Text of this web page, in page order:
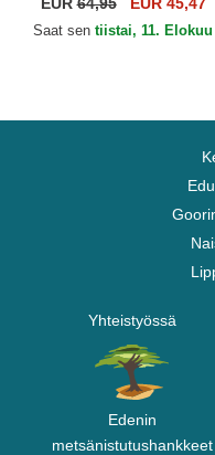
NBA New Era
EUR64,95 EUR 45,47
Saat sen tiistai, 11. Elokuu
Yhteistyössä
Edenin
metsänistutushankkeet